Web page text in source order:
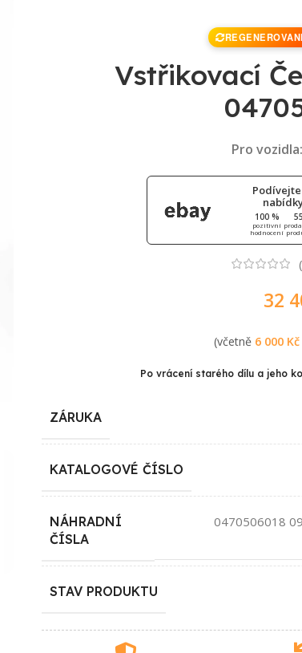
Vstřikovací
Pro vozidla:
Podívejte
100 %
pozitivní
hodnocení
32
(včetně 6 000 Kč
Po vrácení starého dílu a jeho
ZÁRUKA
KATALOGOVÉ ČÍSLO
NÁHRADNÍ
ČÍSLA
0470506018
STAV PRODUKTU